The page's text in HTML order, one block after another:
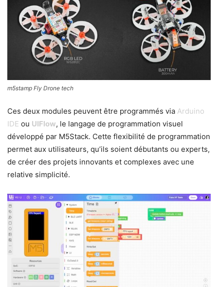
m5stamp Fly Drone tech
Ces deux modules peuvent être programmés via Arduino
IDE ou UIFlow, le langage de programmation visuel
développé par M5Stack. Cette flexibilité de programmation
permet aux utilisateurs, qu’ils soient débutants ou experts,
de créer des projets innovants et complexes avec une
relative simplicité.